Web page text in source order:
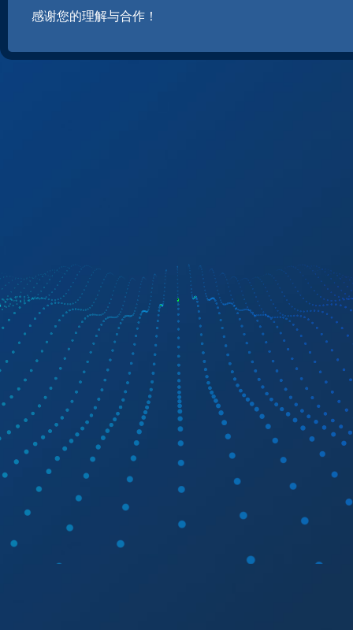
感谢您的理解与合作！